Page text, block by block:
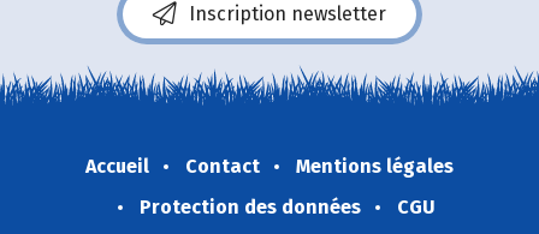
Inscription newsletter
Accueil Contact
Mentions légales
Protection des données
CGU